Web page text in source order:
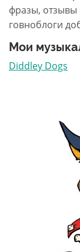
фразы, отзывы
говноблоги
Мои
Diddley Dogs